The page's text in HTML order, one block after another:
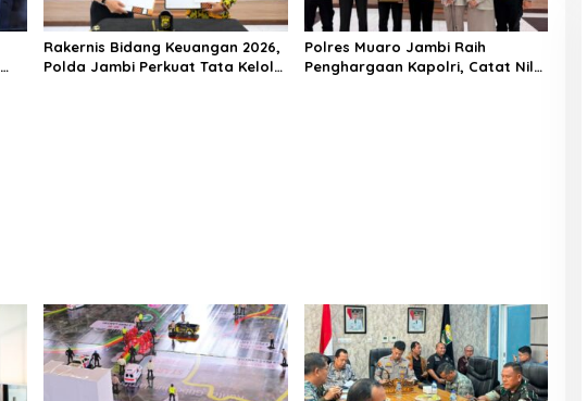
Rakernis Bidang Keuangan 2026,
Polda Jambi Perkuat Tata Kelola
Polres Muaro Jambi Raih
Penghargaan Kapolri, Catat Nilai